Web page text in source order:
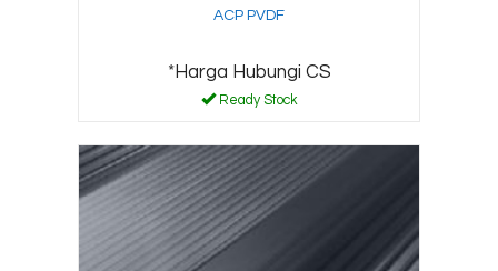
ACP PVDF
*Harga Hubungi CS
Ready Stock